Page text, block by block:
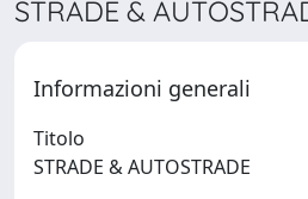
STRADE &
Informazioni generali
Titolo